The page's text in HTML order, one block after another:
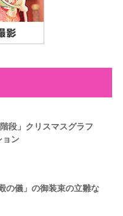
段」クリスマスグラフ
ョン
の儀」の御装束の立雛な